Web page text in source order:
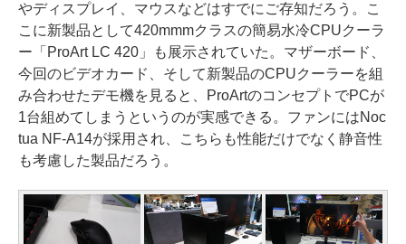
やディスプレイ、マウスなどはすでにご存知だろう。こ
こに新製品として420mmmクラスの簡易水冷CPUクーラ
ー「ProArt LC 420」も展示されていた。マザーボード、
今回のビデオカード、そして新製品のCPUクーラーを組
み合わせたデモ機を見ると、ProArtのコンセプトでPCが
1台組めてしまうというのが実感できる。ファンにはNoc
tua NF-A14が採用され、こちらも性能だけでなく静音性
も考慮した製品だろう。